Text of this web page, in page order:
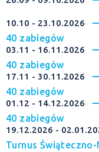
10.10 - 23.10.2026
40 zabiegów
03.11 - 16.11.2026
40 zabiegów
17.11 - 30.11.2026
40 zabiegów
01.12 - 14.12.2026
40 zabiegów
19.12.2026 -
Turnus